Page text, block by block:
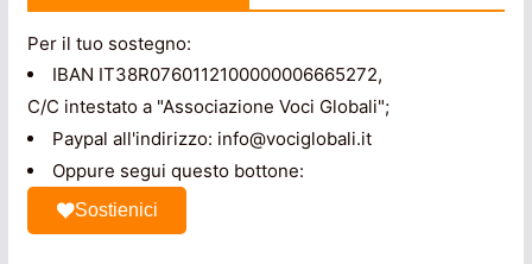
Per il tuo sostegno:
IBAN IT38R0760112100000006665272,
C/C intestato a "Associazione Voci Globali";
Paypal all'indirizzo: info@vociglobali.it
Oppure segui questo bottone:
Sostienici